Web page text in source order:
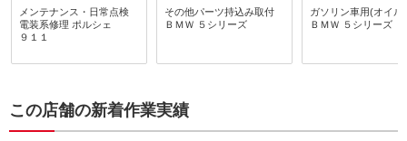
理でお世話になると思いま
す。よろしくお願いいたし
ます。
メンテナンス・日常点検
電装系修理 ポルシェ
９１１
同じパーツの取り付け事例
があることを知り電話をし
早速本日行ってきました。
方と分かりました。その後
無事作業も終了しました。
その他パーツ持込み取付
ＢＭＷ ５シリーズ
ご対応で、費用面も
す。今後も色々とお
ガソリン車用(オイル
ＢＭＷ ５シリーズ
この店舗の新着作業実績